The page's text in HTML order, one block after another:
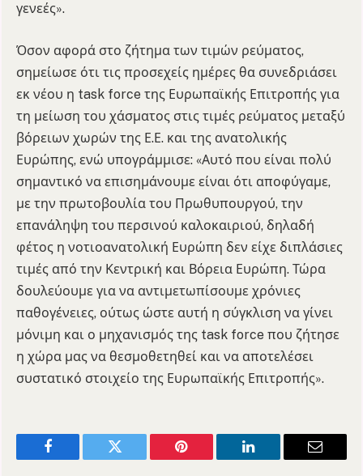
γενεές».
Όσον αφορά στο ζήτημα των τιμών ρεύματος,
σημείωσε ότι τις προσεχείς ημέρες θα συνεδριάσει
εκ νέου η task force της Ευρωπαϊκής Επιτροπής για
τη μείωση του χάσματος στις τιμές ρεύματος μεταξύ
βόρειων χωρών της Ε.Ε. και της ανατολικής
Ευρώπης, ενώ υπογράμμισε: «Αυτό που είναι πολύ
σημαντικό να επισημάνουμε είναι ότι αποφύγαμε,
με την πρωτοβουλία του Πρωθυπουργού, την
επανάληψη του περσινού καλοκαιριού, δηλαδή
φέτος η νοτιοανατολική Ευρώπη δεν είχε διπλάσιες
τιμές από την Κεντρική και Βόρεια Ευρώπη. Τώρα
δουλεύουμε για να αντιμετωπίσουμε χρόνιες
παθογένειες, ούτως ώστε αυτή η σύγκλιση να γίνει
μόνιμη και ο μηχανισμός της task force που ζήτησε
η χώρα μας να θεσμοθετηθεί και να αποτελέσει
συστατικό στοιχείο της Ευρωπαϊκής Επιτροπής».
Facebook Twitter Pinterest LinkedIn Email